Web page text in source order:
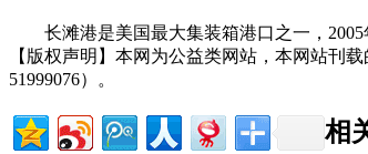
长滩港是美国最大集装箱港口之一，2005
【版权声明】本网为公益类网站，本网站刊
51999076）。
相